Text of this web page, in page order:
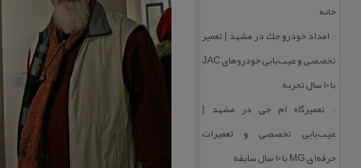
خانه
:: امداد خودرو جك در مشهد | تعمیر
تخصصی و عیب‌یابی خودروهای JAC
با ۱۰ سال تجربه
:: تعمیرگاه ام جی در مشهد |
عیب‌یابی تخصصی و تعمیرات
حرفه‌ای MG با ۱۰ سال سابقه